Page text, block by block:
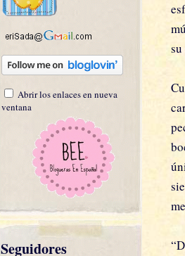
Abrir los enlaces en nueva
ventana
Seguidores